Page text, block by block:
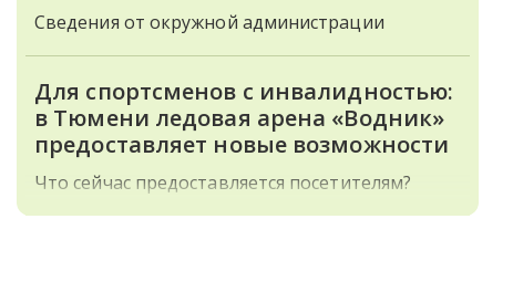
Сведения от окружной администрации
Для спортсменов с инвалидностью:
в Тюмени ледовая арена «Водник»
предоставляет новые возможности
Что сейчас предоставляется посетителям?